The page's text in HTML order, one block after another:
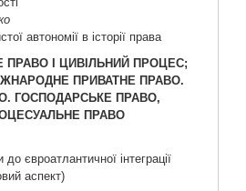
автономії в історії права
ПРАВО І ЦИВІЛЬНИЙ ПРОЦЕС;
ПРИВАТНЕ ПРАВО.
ГОСПОДАРСЬКЕ ПРАВО,
ПРАВО
євроатлантичної інтеграції
аспект)